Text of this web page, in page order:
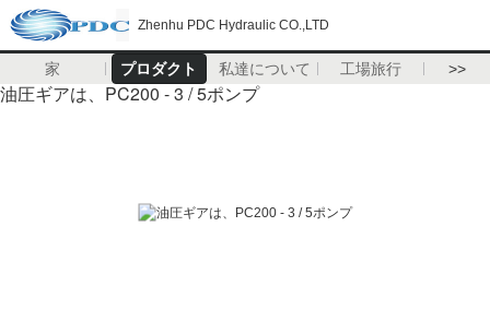
Zhenhu PDC Hydraulic CO.,LTD
家 プロダクト 私達について 工場旅行 >>
油圧ギアは、PC200 - 3 / 5ポンプ